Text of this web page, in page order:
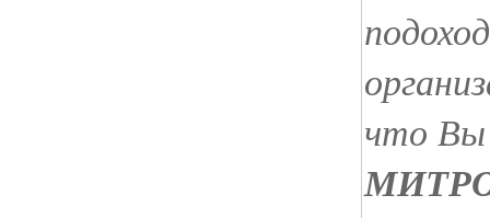
что Вы